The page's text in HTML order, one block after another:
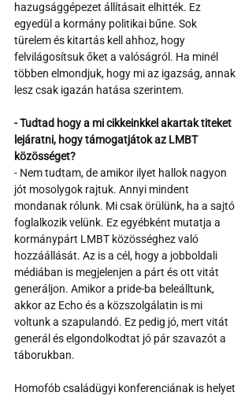
hazugsággépezet állításait elhitték. Ez
egyedül a kormány politikai bűne. Sok
türelem és kitartás kell ahhoz, hogy
felvilágosítsuk őket a valóságról. Ha minél
többen elmondjuk, hogy mi az igazság, annak
lesz csak igazán hatása szerintem.
- Tudtad hogy a mi cikkeinkkel akartak titeket
lejáratni, hogy támogatjátok az LMBT
közösséget?
- Nem tudtam, de amikor ilyet hallok nagyon
jót mosolygok rajtuk. Annyi mindent
mondanak rólunk. Mi csak örülünk, ha a sajtó
foglalkozik velünk. Ez egyébként mutatja a
kormánypárt LMBT közösséghez való
hozzáállását. Az is a cél, hogy a jobboldali
médiában is megjelenjen a párt és ott vitát
generáljon. Amikor a pride-ba beleálltunk,
akkor az Echo és a közszolgálatin is mi
voltunk a szapulandó. Ez pedig jó, mert vitát
generál és elgondolkodtat jó pár szavazót a
táborukban.
Homofób családügyi konferenciának is helyet